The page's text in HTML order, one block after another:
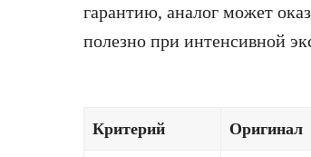
гарантию, аналог может
полезно при интенсивной
Критерий Оригинал